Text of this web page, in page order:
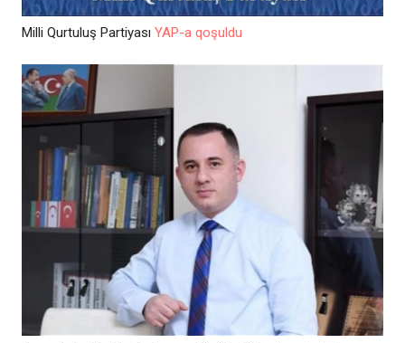
Milli Qurtuluş Partiyası YAP-a qoşuldu